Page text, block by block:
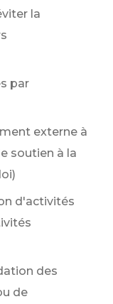
la
par
externe à
soutien à la
d'activités
des
de